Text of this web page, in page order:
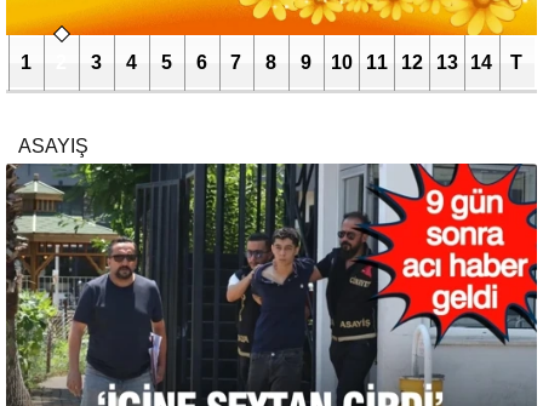
1 3 4 5 6 7 8 9 10 11 12 13 14 T
ASAYIŞ